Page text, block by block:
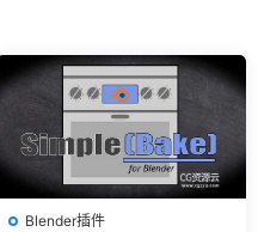
Blender插件